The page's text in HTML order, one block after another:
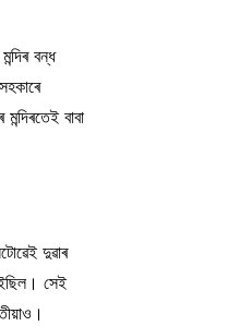
বন্ধ
বাবা
দুৱাৰ
সেই